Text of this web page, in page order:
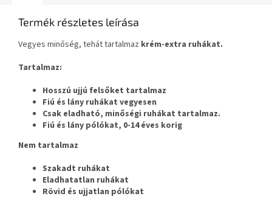
Termék részletes leírása
Vegyes minőség, tehát tartalmaz krém-extra ruhákat.
Tartalmaz:
Hosszú ujjú felsőket tartalmaz
Fiú és lány ruhákat vegyesen
Csak eladható, minőségi ruhákat tartalmaz.
Fiú és lány pólókat, 0-14 éves korig
Nem tartalmaz
Szakadt ruhákat
Eladhatatlan ruhákat
Rövid és ujjatlan pólókat